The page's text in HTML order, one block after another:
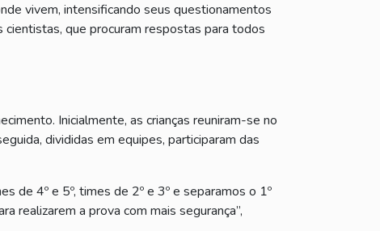
vivem, intensificando seus questionamentos
cientistas, que procuram respostas para todos
Inicialmente, as crianças reuniram-se no
divididas em equipes, participaram das
de 4º e 5º, times de 2º e 3º e separamos o 1º
realizarem a prova com mais segurança”,